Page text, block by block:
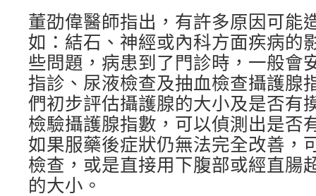
董劭偉醫師指出，有許多原因可能
如：結石、神經或內科方面疾病的
些問題，病患到了門診時，一般會
指診、尿液檢查及抽血檢查攝護腺
們初步評估攝護腺的大小及是否有
檢驗攝護腺指數，可以偵測出是否
如果服藥後症狀仍無法完全改善，
檢查，或是直接用下腹部或經直腸
的大小。